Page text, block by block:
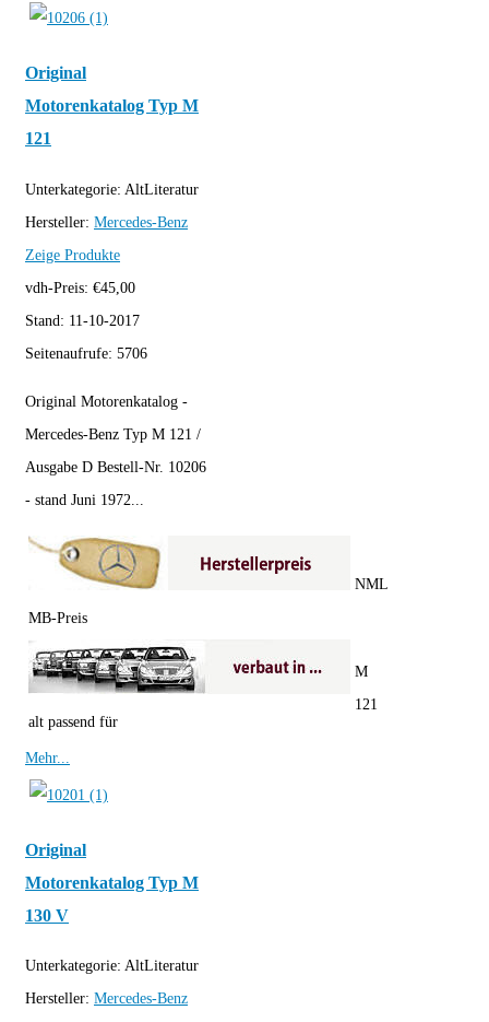
Original
Motorenkatalog Typ M
121
Unterkategorie: AltLiteratur
Hersteller: Mercedes-Benz
Zeige Produkte
vdh-Preis: €45,00
Stand: 11-10-2017
Seitenaufrufe: 5706
Original Motorenkatalog -
Mercedes-Benz Typ M 121 /
Ausgabe D Bestell-Nr. 10206
- stand Juni 1972...
MB-Preis
NML
alt passend für
M
121
Mehr...
Original
Motorenkatalog Typ M
130 V
Unterkategorie: AltLiteratur
Hersteller: Mercedes-Benz